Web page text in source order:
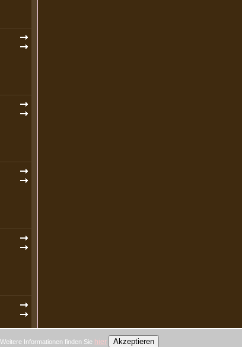
Informationen finden Sie hier Akzeptieren